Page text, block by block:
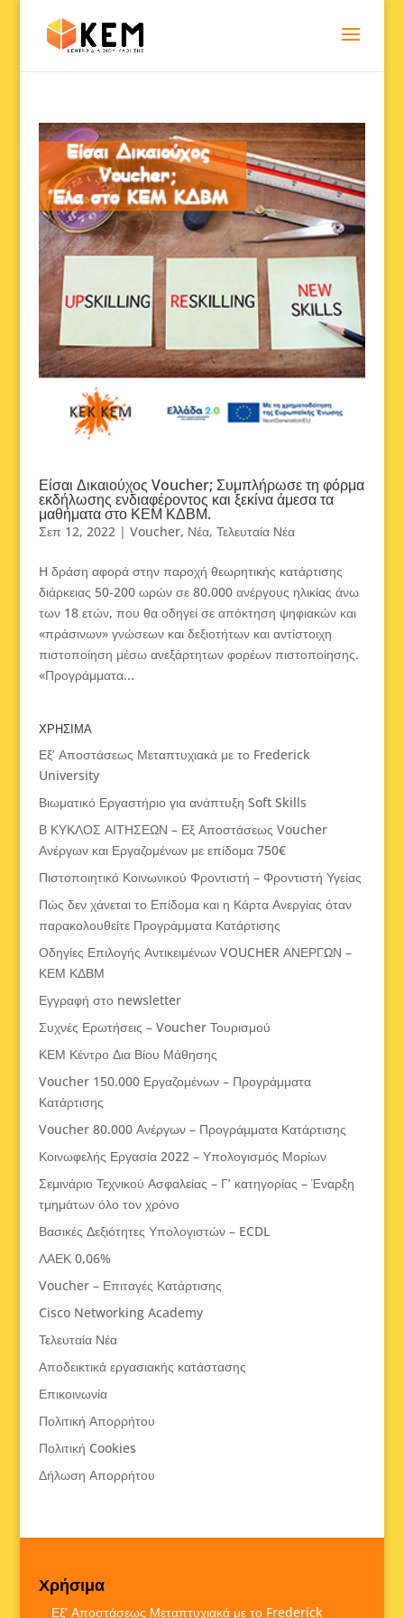
Είσαι Δικαιούχος Voucher; Συμπλήρωσε τη φόρμα
εκδήλωσης ενδιαφέροντος και ξεκίνα άμεσα τα
μαθήματα στο ΚΕΜ ΚΔΒΜ.
Σεπ 12, 2022| Voucher, Νέα, Τελευταία Νέα
H δράση αφορά στην παροχή θεωρητικής κατάρτισης
διάρκειας 50-200 ωρών σε 80.000 ανέργους ηλικίας άνω
των 18 ετών, που θα οδηγεί σε απόκτηση ψηφιακών και
«πράσινων» γνώσεων και δεξιοτήτων και αντίστοιχη
πιστοποίηση μέσω ανεξάρτητων φορέων πιστοποίησης.
«Προγράμματα...
ΧΡΗΣΙΜΑ
Εξ’ Αποστάσεως Μεταπτυχιακά με το Frederick
University
Βιωματικό Εργαστήριο για ανάπτυξη Soft Skills
Β ΚΥΚΛΟΣ ΑΙΤΗΣΕΩΝ – Εξ Αποστάσεως Voucher
Ανέργων και Εργαζομένων με επίδομα 750€
Πιστοποιητικό Κοινωνικού Φροντιστή – Φροντιστή Υγείας
Πώς δεν χάνεται το Επίδομα και η Κάρτα Ανεργίας όταν
παρακολουθείτε Προγράμματα Κατάρτισης
Οδηγίες Επιλογής Αντικειμένων VOUCHER ΑΝΕΡΓΩΝ –
ΚΕΜ ΚΔΒΜ
Εγγραφή στο newsletter
Συχνές Ερωτήσεις – Voucher Τουρισμού
ΚΕΜ Κέντρο Δια Βίου Μάθησης
Voucher 150.000 Εργαζομένων – Προγράμματα
Κατάρτισης
Voucher 80.000 Ανέργων – Προγράμματα Κατάρτισης
Κοινωφελής Εργασία 2022 – Υπολογισμός Μορίων
Σεμινάριο Τεχνικού Ασφαλείας – Γ’ κατηγορίας – Έναρξη
τμημάτων όλο τον χρόνο
Βασικές Δεξιότητες Υπολογιστών – ECDL
ΛΑΕΚ 0,06%
Voucher – Επιταγές Κατάρτισης
Cisco Networking Academy
Τελευταία Νέα
Αποδεικτικά εργασιακής κατάστασης
Επικοινωνία
Πολιτική Απορρήτου
Πολιτική Cookies
Δήλωση Απορρήτου
Χρήσιμα
Εξ’ Αποστάσεως Μεταπτυχιακά με το Frederick